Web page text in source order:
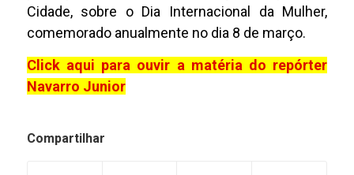
Cidade, sobre o Dia Internacional da Mulher,
comemorado anualmente no dia 8 de março.
Click aqui para ouvir a matéria do repórter
Navarro Junior
Compartilhar